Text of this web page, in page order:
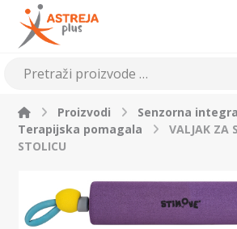
Proizvodi
Senzorna
Terapijska pomagala
VALJAK ZA
STOLICU